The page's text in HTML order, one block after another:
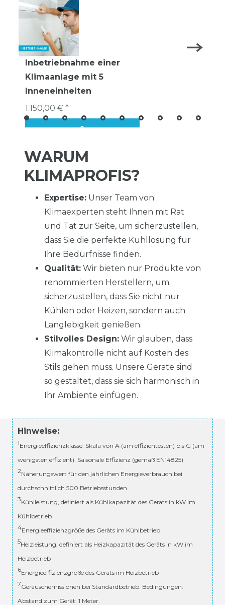
Inbetriebnahme einer
Klimaanlage mit 5
Inneneinheiten
1.150,00 € *
WARUM
KLIMAPROFIS?
Expertise: Unser Team von
Klimaexperten steht Ihnen mit Rat
und Tat zur Seite, um sicherzustellen,
dass Sie die perfekte Kühllösung für
Ihre Bedürfnisse finden.
Qualität: Wir bieten nur Produkte von
renommierten Herstellern, um
sicherzustellen, dass Sie nicht nur
Kühlen oder Heizen, sondern auch
Langlebigkeit genießen.
Stilvolles Design: Wir glauben, dass
Klimakontrolle nicht auf Kosten des
Stils gehen muss. Unsere Geräte sind
so gestaltet, dass sie sich harmonisch in
Ihr Ambiente einfügen.
Hinweise:
1Energieeffizienzklasse: Skala von A (am effizientesten) bis G (am
wenigsten effizient). Saisonale Effizienz (gemäß EN14825)
2Näherungswert für den jährlichen Energieverbrauch bei
durchschnittlich 500 Betriebsstunden
3Kühlleistung, definiert als Kühlkapazität des Geräts in kW im
Kühlbetrieb
4Energieeffizienzgröße des Geräts im Kühlbetrieb
5Heizleistung, definiert als Heizkapazität des Geräts in kW im
Heizbetrieb
6Energieeffizienzgröße des Geräts im Heizbetrieb
7Geräuschemissionen bei Standardbetrieb. Bedingungen:
Abstand zum Gerät: 1 Meter.